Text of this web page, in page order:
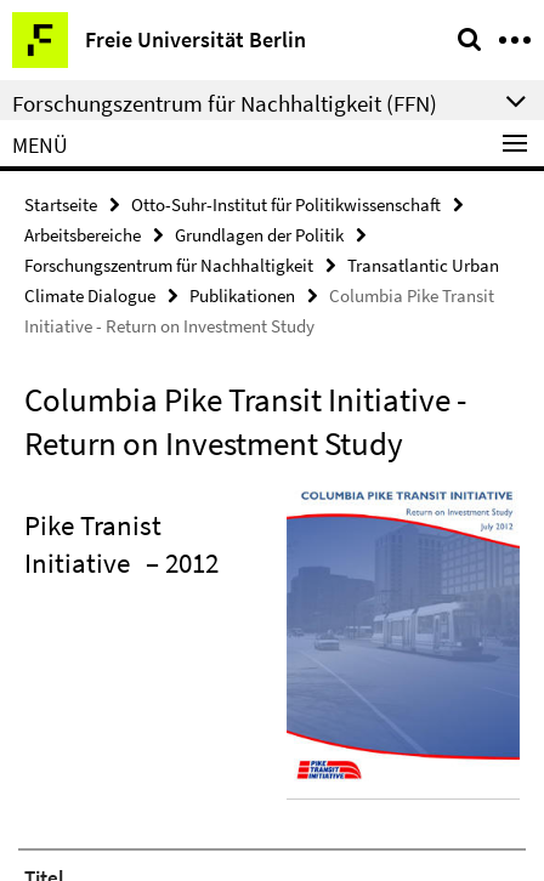
Springe
direkt
zu
Inhalt
Freie Universität Berlin
Service-
Navigation
Forschungszentrum für Nachhaltigkeit (FFN)
MENÜ
Startseite
Otto-Suhr-Institut für Politikwissenschaft
Arbeitsbereiche
Grundlagen der Politik
Forschungszentrum für Nachhaltigkeit
Transatlantic Urban
Climate Dialogue
Publikationen
Columbia Pike Transit
Initiative - Return on Investment Study
Columbia Pike Transit Initiative -
Return on Investment Study
Pike Tranist
Initiative – 2012